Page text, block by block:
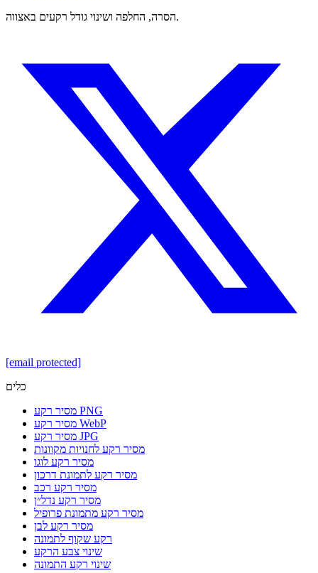
הסרה, החלפה ושינוי גודל רקעים באצווה.
[email protected]
כלים
מסיר רקע PNG
מסיר רקע WebP
מסיר רקע JPG
מסיר רקע לחנויות מקוונות
מסיר רקע לוגו
מסיר רקע לתמונת דרכון
מסיר רקע רכב
מסיר רקע נדל״ן
מסיר רקע מתמונת פרופיל
מסיר רקע לבן
רקע שקוף לתמונה
שינוי צבע הרקע
שינוי רקע התמונה